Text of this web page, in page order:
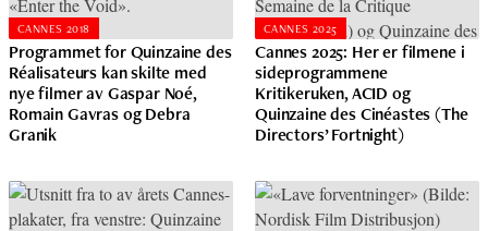
CANNES 2018
Programmet for Quinzaine des
Réalisateurs kan skilte med
nye filmer av Gaspar Noé,
Romain Gavras og Debra
Granik
CANNES 2025
Cannes 2025: Her er filmene i
sideprogrammene
Kritikeruken, ACID og
Quinzaine des Cinéastes (The
Directors’ Fortnight)